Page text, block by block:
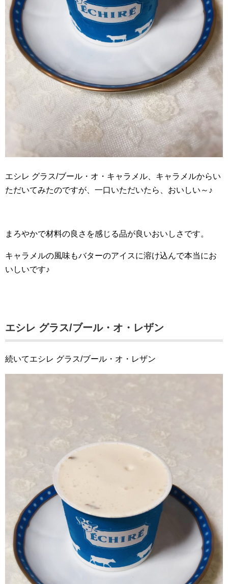
エシレ グラス/ブール・オ・キャラメル、キャラメルからい
ただいてみたのですが、一口いただいたら、おいしい～♪
まろやかで材料の良さを感じる品が良いおいしさです。
キャラメルの風味もバターのアイスに溶け込んで本当にお
いしいです♪
エシレ グラス/ブール・オ・レザン
続いてエシレ グラス/ブール・オ・レザン